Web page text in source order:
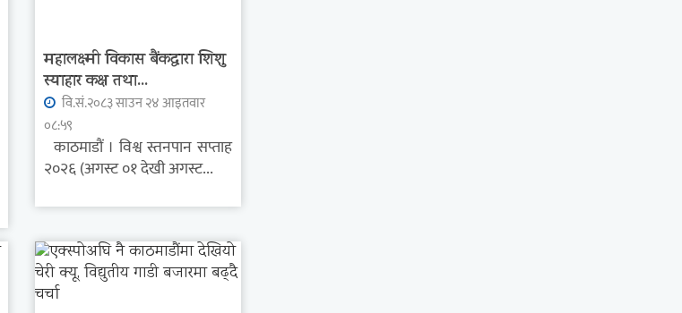
महालक्ष्मी विकास बैंकद्धारा शिशु
स्याहार कक्ष तथा...
वि.सं.२०८३ साउन २४ आइतवार
०८:५९
काठमाडौं । विश्व स्तनपान सप्ताह
२०२६ (अगस्ट ०१ देखी अगस्ट...